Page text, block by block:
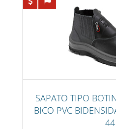
SAPATO TIPO
BICO PVC
44